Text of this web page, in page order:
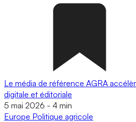
Le média de référence AGRA
digitale et éditoriale
5 mai 2026 - 4 min
Europe Politique agricole